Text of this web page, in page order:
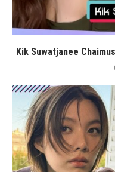
Kik Suwatjanee